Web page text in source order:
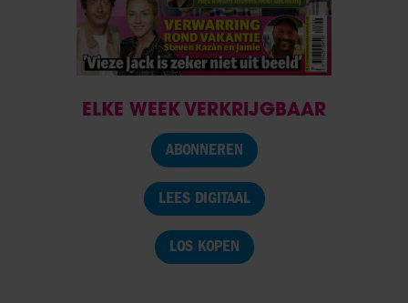
ELKE WEEK VERKRIJGBAAR
ABONNEREN
LEES DIGITAAL
LOS KOPEN